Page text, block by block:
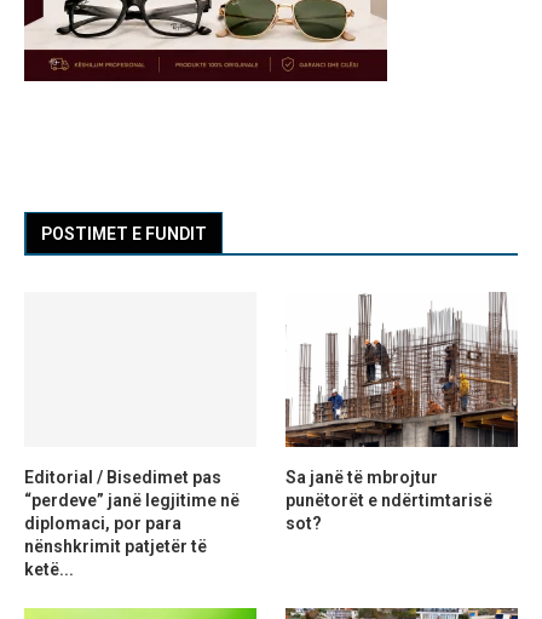
POSTIMET E FUNDIT
Editorial / Bisedimet pas
“perdeve” janë legjitime në
diplomaci, por para
nënshkrimit patjetër të
ketë...
Sa janë të mbrojtur
punëtorët e ndërtimtarisë
sot?